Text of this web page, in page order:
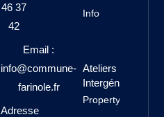
46 37
42
Email :
info@commune-
farinole.fr
Adresse
Info
Ateliers
Property Info